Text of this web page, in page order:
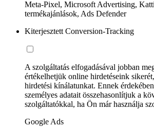
Meta-Pixel, Microsoft Advertising,
termékajánlások, Ads Defender
Kiterjesztett Conversion-Tracking
A szolgáltatás elfogadásával jobban
értékelhetjük online hirdetéseink
hirdetési kínálatunkat. Ennek
személyes adatait összehasonlítjuk a
szolgáltatókkal, ha Ön már használja
Google Ads